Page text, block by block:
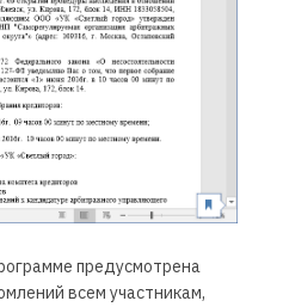
предусмотрена
всем участникам,